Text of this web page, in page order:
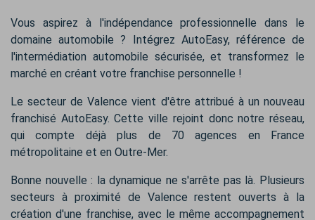
Vous aspirez à l'indépendance professionnelle dans le
domaine automobile ? Intégrez AutoEasy, référence de
l'intermédiation automobile sécurisée, et transformez le
marché en créant votre franchise personnelle !
Le secteur de Valence vient d'être attribué à un nouveau
franchisé AutoEasy. Cette ville rejoint donc notre réseau,
qui compte déjà plus de 70 agences en France
métropolitaine et en Outre-Mer.
Bonne nouvelle : la dynamique ne s'arrête pas là. Plusieurs
secteurs à proximité de Valence restent ouverts à la
création d'une franchise, avec le même accompagnement